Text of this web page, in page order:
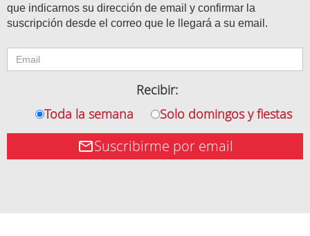
que indicarnos su dirección de email y confirmar la
suscripción desde el correo que le llegará a su email.
Recibir:
Toda la semana
Solo domingos y fiestas
Suscribirme por email